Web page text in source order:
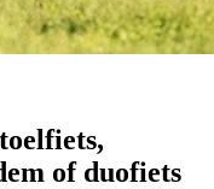
of duofiets